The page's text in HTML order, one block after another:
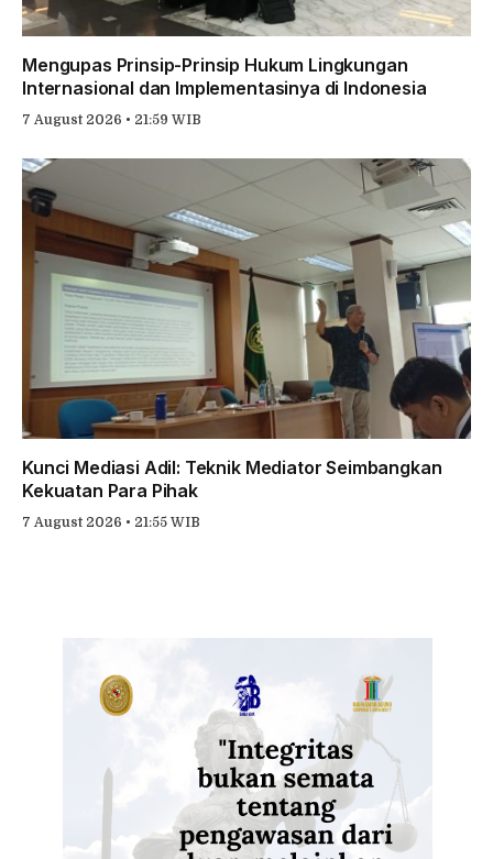
Mengupas Prinsip-Prinsip Hukum Lingkungan
Internasional dan Implementasinya di Indonesia
7 August 2026 • 21:59 WIB
Kunci Mediasi Adil: Teknik Mediator Seimbangkan
Kekuatan Para Pihak
7 August 2026 • 21:55 WIB